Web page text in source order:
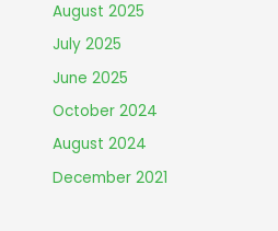
August 2025
July 2025
June 2025
October 2024
August 2024
December 2021